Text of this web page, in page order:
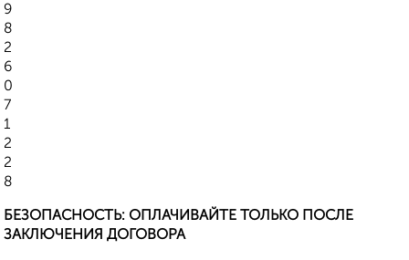
9
8
2
6
0
7
1
2
2
8
БЕЗОПАСНОСТЬ: ОПЛАЧИВАЙТЕ ТОЛЬКО ПОСЛЕ
ЗАКЛЮЧЕНИЯ ДОГОВОРА